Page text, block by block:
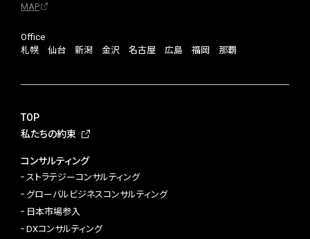
MAP
Office
札幌 仙台 新潟 金沢 名古屋 広島 福岡 那覇
TOP
私たちの約束
コンサルティング
ストラテジーコンサルティング
グローバルビジネスコンサルティング
日本市場参入
DXコンサルティング